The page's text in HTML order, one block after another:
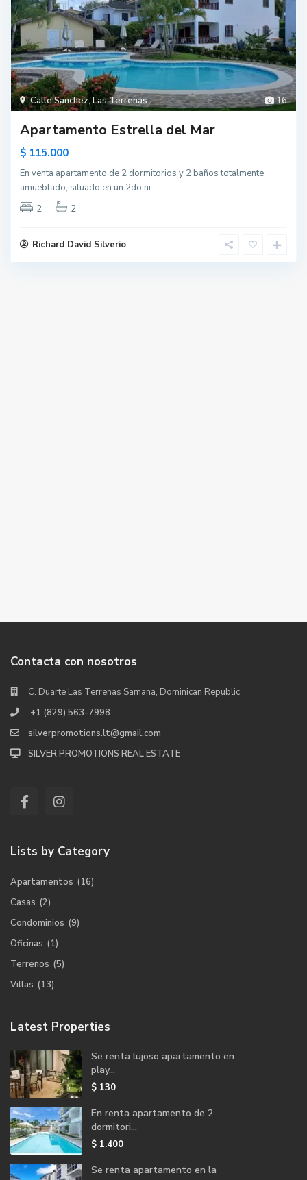
16
Calle Sanchez,Las Terrenas
Apartamento Estrella del Mar
$ 115.000
En venta apartamento de 2 dormitorios y 2 baños totalmente
amueblado, situado en un 2do ni ...
2
2
Richard David Silverio
Contacta con nosotros
C. Duarte Las Terrenas Samana, Dominican Republic
+1 (829) 563-7998
silverpromotions.lt@gmail.com
SILVER PROMOTIONS REAL ESTATE
Lists by Category
Apartamentos (16)
Casas (2)
Condominios (9)
Oficinas (1)
Terrenos (5)
Villas (13)
Latest Properties
Se renta lujoso apartamento en
play...
$ 130
En renta apartamento de 2
dormitori...
$ 1.400
Se renta apartamento en la